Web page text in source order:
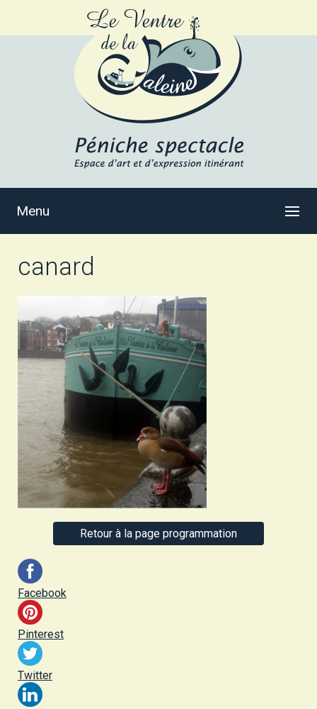
Menu
canard
Retour à la page programmation
Facebook
Pinterest
Twitter